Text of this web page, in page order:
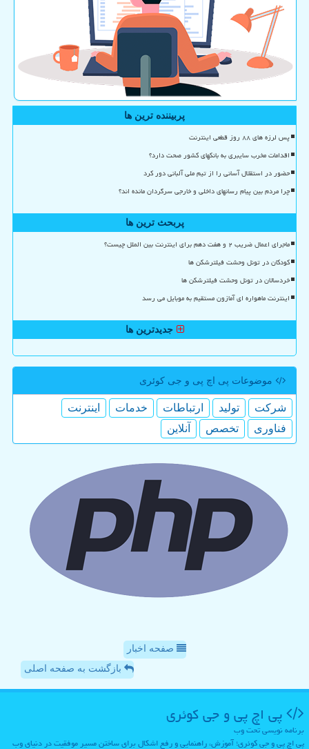
پربیننده ترین ها
پس لرزه های ۸۸ روز قطعی اینترنت
اقدامات مخرب سایبری به بانکهای کشور صحت دارد؟
حضور در استقلال آسانی را از تیم ملی آلبانی دور کرد
چرا مردم بین پیام رسانهای داخلی و خارجی سرگردان مانده اند؟
پربحث ترین ها
ماجرای اعمال ضریب ۲ و هفت دهم برای اینترنت بین الملل چیست؟
کودکان در تونل وحشت فیلترشکن ها
خردسالان در تونل وحشت فیلترشکن ها
اینترنت ماهواره ای آمازون مستقیم به موبایل می رسد
جدیدترین ها
موضوعات پی اچ پی و جی كوئری
شركت تولید ارتباطات خدمات
اینترنت
فناوری
تخصص آنلاین
صفحه اخبار
بازگشت به صفحه اصلی
پی اچ پی و جی كوئری
برنامه نویسی تحت وب
پی اچ پی و جی کوئری؛ آموزش، راهنمایی و رفع اشکال برای ساختن مسیر موفقیت در دنیای وب